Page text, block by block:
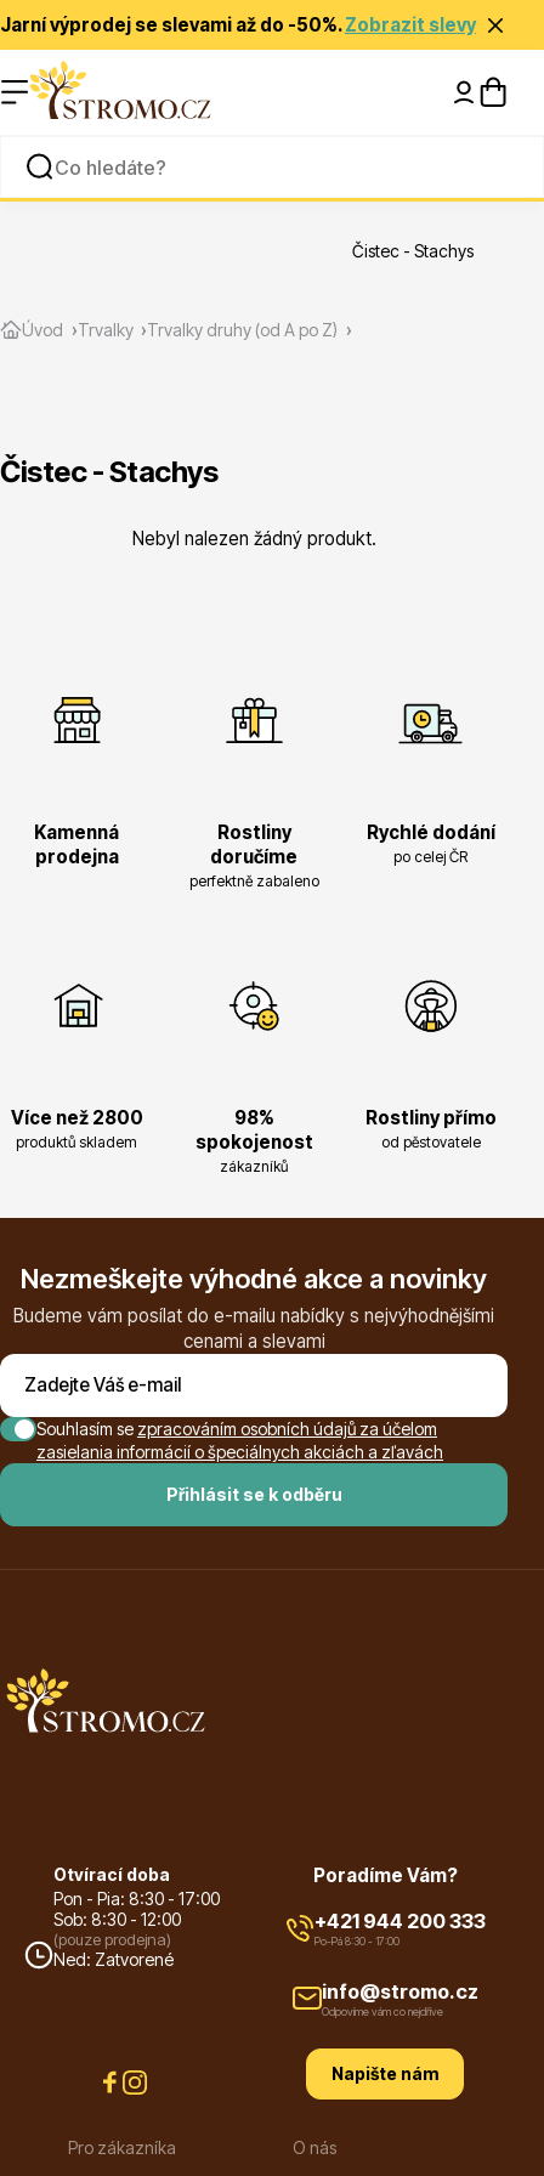
Jarní výprodej se slevami až do -50%.Zobrazit slevy
Rady a tipy
Vřesovištní rostliny
Magnólie
Semena, sadba
Cibuloviny
Úvod Trvalky Trvalky druhy (od A po Z)
Čistec - Stachys
Čistec - Stachys
Nebyl nalezen žádný produkt.
Kamenná
prodejna
Rostliny
doručíme
perfektně zabaleno
Rychlé dodání
po celej ČR
Více než 2800
produktů skladem
98%
spokojenost
zákazníků
Rostliny přímo
od pěstovatele
Nezmeškejte výhodné akce a novinky
Budeme vám posílat do e-mailu nabídky s nejvýhodnějšími
cenami a slevami
Přihlásit se k odběru
Souhlasím se zpracováním osobních údajů za účelom
zasielania informácií o špeciálnych akciách a zľavách
Otvírací doba
Pon - Pia: 8:30 - 17:00
Sob: 8:30 - 12:00
(pouze prodejna)
Ned: Zatvorené
Pro zákazníka O nás
Poradíme Vám?
+421 944 200 333
Po-Pá 8:30 - 17:00
info@stromo.cz
Odpovíme vám co nejdříve
Napište nám